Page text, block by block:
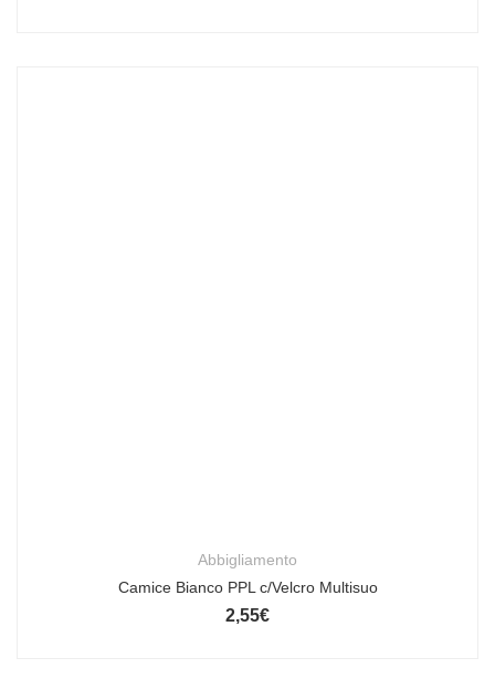
Abbigliamento
Camice Bianco PPL c/Velcro Multisuo
2,55€